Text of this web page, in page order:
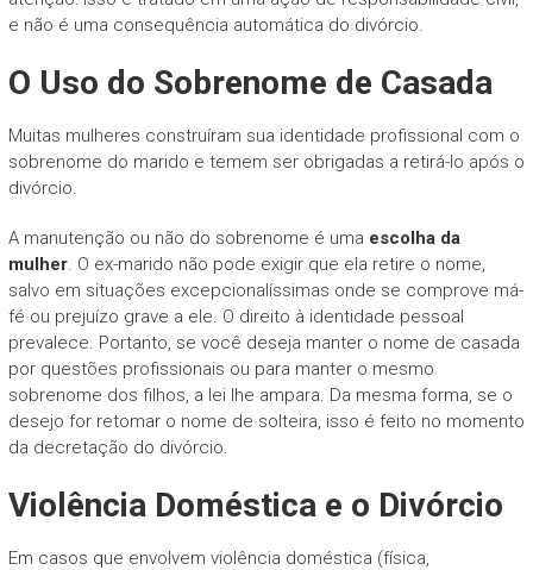
e não é uma consequência automática do divórcio.
O Uso do Sobrenome de Casada
Muitas mulheres construíram sua identidade profissional com o
sobrenome do marido e temem ser obrigadas a retirá-lo após o
divórcio.
A manutenção ou não do sobrenome é uma escolha da
mulher. O ex-marido não pode exigir que ela retire o nome,
salvo em situações excepcionalíssimas onde se comprove má-
fé ou prejuízo grave a ele. O direito à identidade pessoal
prevalece. Portanto, se você deseja manter o nome de casada
por questões profissionais ou para manter o mesmo
sobrenome dos filhos, a lei lhe ampara. Da mesma forma, se o
desejo for retomar o nome de solteira, isso é feito no momento
da decretação do divórcio.
Violência Doméstica e o Divórcio
Em casos que envolvem violência doméstica (física,